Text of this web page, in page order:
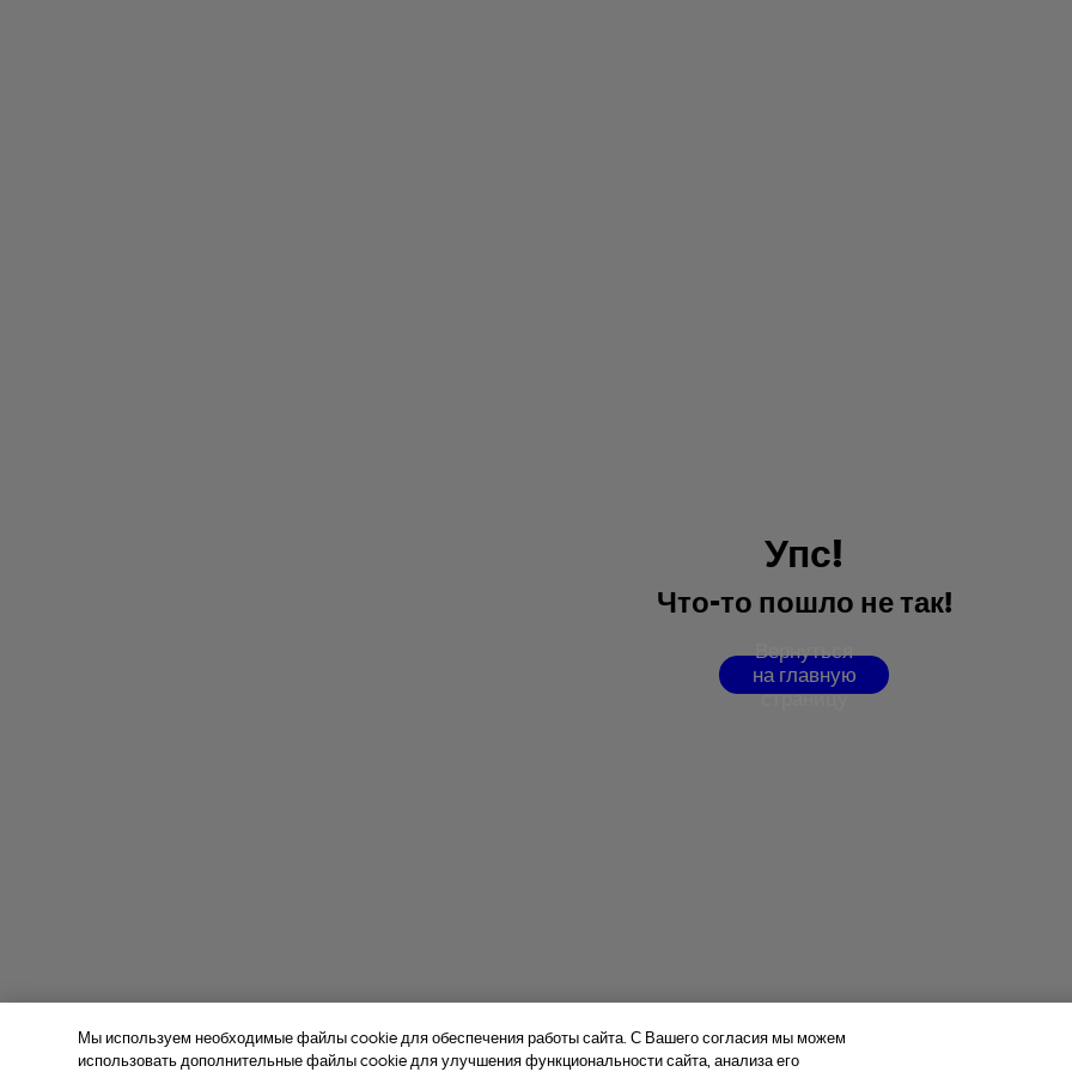
Упс!
Что-то пошло нетак!
Вернуться
на главную
страницу
Мы используем необходимые файлы cookie для обеспечения работы сайта. С Вашего согласия мы можем
использовать дополнительные файлы cookie для улучшения функциональности сайта, анализа его